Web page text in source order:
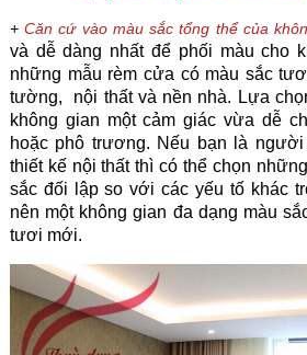
+Căn cứ vào màu sắc tổng thể của
và dễ dàng nhất để phối màu cho
những mẫu rèm cửa có màu sắc
tường, nội thất và nền nhà. Lựa
không gian một cảm giác vừa dễ
hoặc phô trương. Nếu bạn là
thiết kế nội thất thì có thể chọn
sắc đối lập so với các yếu tố khác
nên một không gian đa dạng màu
tươi mới.